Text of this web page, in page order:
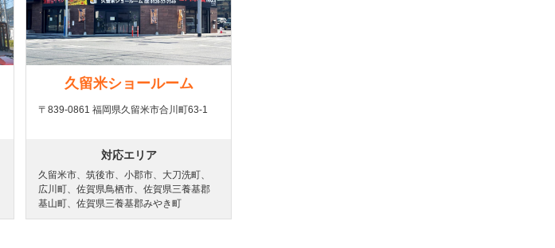
久留米ショールーム
〒839-0861 福岡県久留米市合川町63-1
対応エリア
久留米市、筑後市、小郡市、大刀洗町、
広川町、佐賀県鳥栖市、佐賀県三養基郡
基山町、佐賀県三養基郡みやき町